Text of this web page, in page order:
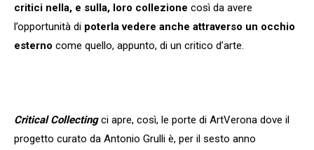
critici nella, e sulla, loro collezione così da avere
l’opportunità di poterla vedere anche attraverso un occhio
esterno come quello, appunto, di un critico d’arte.
Critical Collectingci apre, così, le porte di ArtVerona dove il
progetto curato da Antonio Grulli è, per il sesto anno